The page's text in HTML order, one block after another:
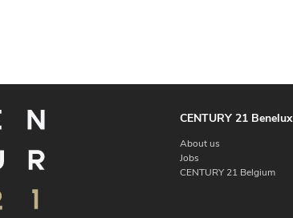
CENTURY 21 Benelux
About us
Jobs
CENTURY 21 Belgium